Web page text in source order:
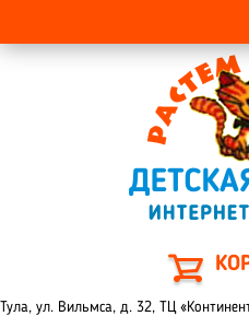
Тула, ул. Вильмса, д. 32, ТЦ